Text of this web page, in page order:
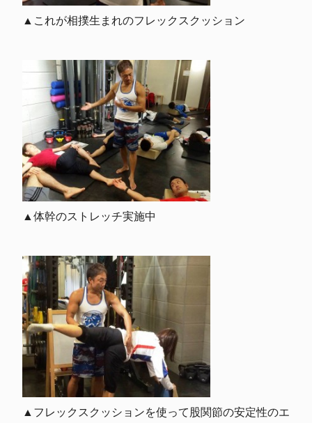
▲これが相撲生まれのフレックスクッション
▲体幹のストレッチ実施中
▲フレックスクッションを使って股関節の安定性のエ